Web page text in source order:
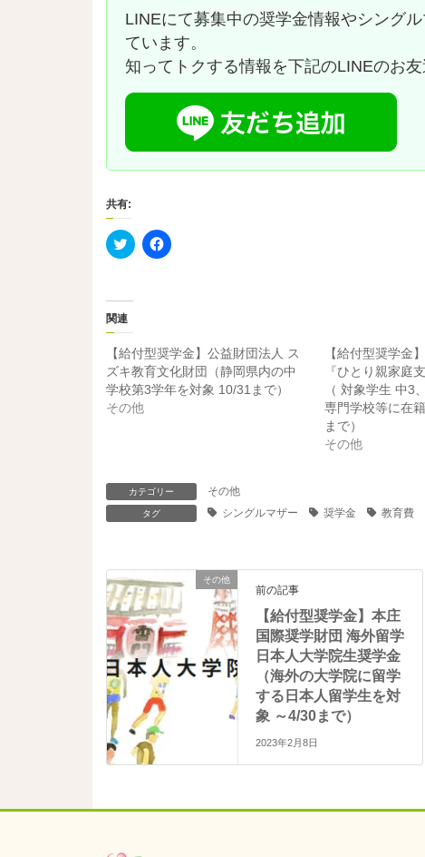
LINEにて募集中の奨学金情報やシング
ています。
知ってトクする情報を下記のLINEのお
共有:
ク
リ
て
i
t
t
e
r
で
共
有
ィ
ン
ウ
ま
す
)
F
a
共
有
す
る
に
く
だ
い
い
ウ
ン
ド
ウ
で
開
き
ま
す
)
関連
【給付型奨学金】公益財団法人 ス
ズキ教育文化財団（静岡県内の中
学校第3学年を対象 10/31まで）
その他
【給付型奨学金
『ひとり親家庭
（ ​対象学生 中3
専門学校等に在
まで）
その他
カテゴリー その他
タグ シングルマザー 奨学金 教育費
その他
前の記事
【給付型奨学金】本庄
国際奨学財団 海外留学
日本人大学院生奨学金
（海外の大学院に留学
する日本人留学生を対
象 ～4/30まで）
2023年2月8日